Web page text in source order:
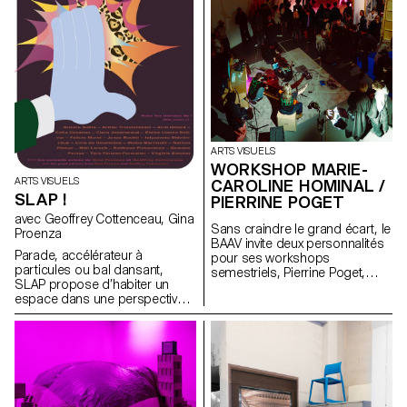
ARTS VISUELS
SLAP !
avec Geoffrey Cottenceau, Gina
Proenza
Parade, accélérateur à
particules ou bal dansant,
SLAP propose d’habiter un
espace dans une perspective
gravitationnelle. Les oeuvres,
qui se positionnent à la
frontière entre deux et trois
dimensions, sont soumises
aux lois centrifuges et se
retrouvent à échanger entre
elles pour créer des narratifs
ARTS VISUELS
WORKSHOP MARIE-
CAROLINE HOMINAL /
PIERRINE POGET
Sans craindre le grand écart, le
BAAV invite deux personnalités
pour ses workshops
semestriels, Pierrine Poget,
performeuse, toutes deux de
Genève. La première, décrite
par un étudiant comme une «
ostéopathe du cerveau »
convie un groupe
d’étudiant.e.x.s à faire famille
avec les voix dans sa tête,